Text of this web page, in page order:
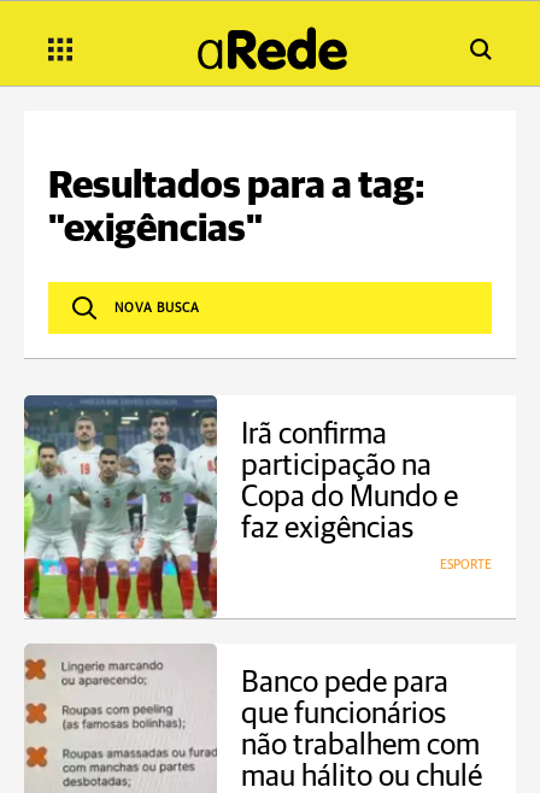
Resultados para a tag:
"exigências"
Irã confirma
participação na
Copa do Mundo e
faz exigências
ESPORTE
Banco pede para
que funcionários
não trabalhem com
mau hálito ou chulé